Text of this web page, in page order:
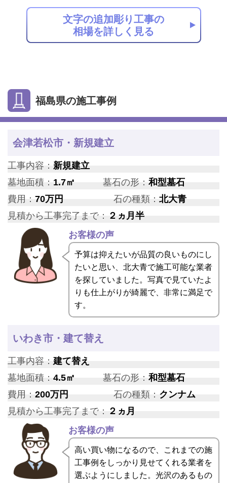
文字の追加彫り工事の
相場を詳しく見る
福島県の施工事例
会津若松市・新規建立
工事内容： 新規建立
墓地面積： 1.7㎡ 墓石の形：和型墓石
費用： 70万円 石の種類： 北大青
見積から工事完了まで： ２ヵ月半
お客様の声
予算は抑えたいが品質の良いものにし
たいと思い、北大青で施工可能な業者
を探していました。写真で見ていたよ
りも仕上がりが綺麗で、非常に満足で
す。
いわき市・建て替え
工事内容： 建て替え
墓地面積： 4.5㎡ 墓石の形：和型墓石
費用： 200万円 石の種類： クンナム
見積から工事完了まで： ２ヵ月
お客様の声
高い買い物になるので、これまでの施
工事例をしっかり見せてくれる業者を
選ぶようにしました。光沢のあるもの